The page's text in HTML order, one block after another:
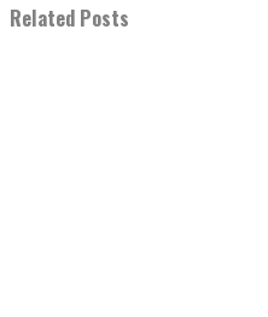
Related Posts